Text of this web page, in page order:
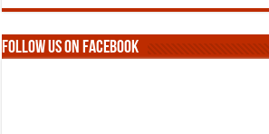
Follow us on Facebook